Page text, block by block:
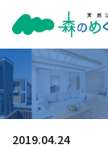
2019.04.24